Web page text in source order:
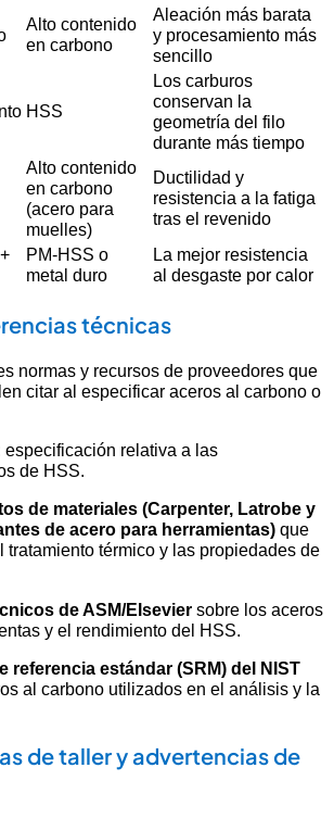
Alto contenido
en carbono
Aleación más barata
y procesamiento más
sencillo
HSS
Los carburos
conservan la
geometría del filo
durante más tiempo
Alto contenido
en carbono
(acero para
muelles)
Ductilidad y
resistencia a la fatiga
tras el revenido
PM-HSS o
metal duro
La mejor resistencia
al desgaste por calor
técnicas
normas y recursos de proveedores que
citar al especificar aceros al carbono o
especificación relativa a las
de HSS.
de materiales (Carpenter, Latrobe y
de acero para herramientas) que
tratamiento térmico y las propiedades de
de ASM/Elsevier sobre los aceros
y el rendimiento del HSS.
referencia estándar (SRM) del NIST
al carbono utilizados en el análisis y la
de taller y advertencias de